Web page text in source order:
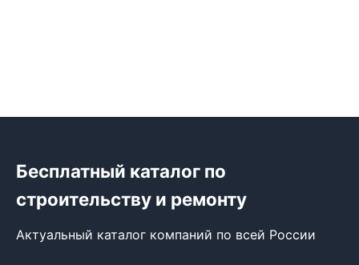
Бесплатный каталог по
строительству и ремонту
Актуальный каталог компаний по всей России